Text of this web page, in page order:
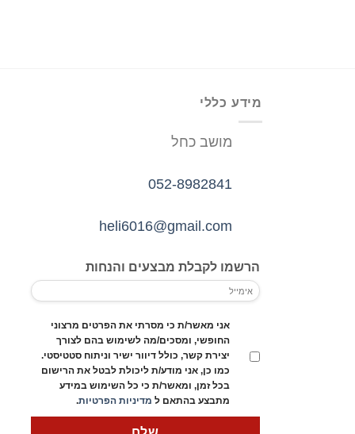
מידע כללי
מושב כחל
052-8982841
heli6016@gmail.com
הרשמו לקבלת מבצעים והנחות
אני מאשר/ת כי מסרתי את הפרטים מרצוני
החופשי, ומסכים/מה לשימוש בהם לצורך
יצירת קשר, כולל דיוור ישיר וניתוח סטטיסטי.
כמו כן, אני מודע/ת ליכולת לבטל את הרישום
בכל זמן, ומאשר/ת כי כל השימוש במידע
מתבצע בהתאם ל מדיניות הפרטיות.